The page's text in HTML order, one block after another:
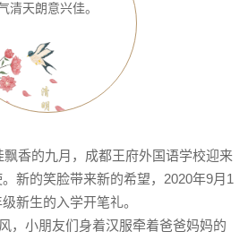
清天朗意兴佳。
的九月，成都王府外国语学校迎来
新的笑脸带来新的希望，2020年9月1
新生的入学开笔礼。
小朋友们身着汉服牵着爸爸妈妈的